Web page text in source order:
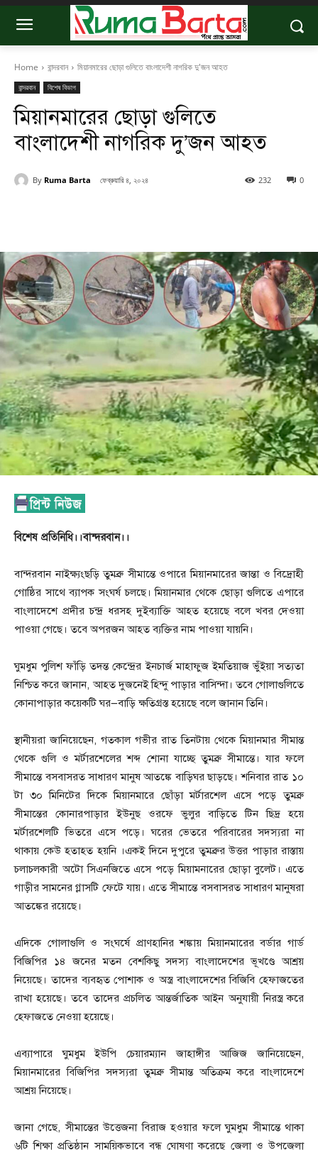
Home বান্দরবান মিয়ানমারের ছোড়া গুলিতে বাংলাদেশী নাগরিক দু'জন আহত
বান্দরবান বিশেষ বিভাগ
মিয়ানমারের ছোড়া গুলিতে
বাংলাদেশী নাগরিক দু’জন আহত
By Ruma Barta ফেব্রুয়ারি ৪, ২০২৪ 0
232
বিশেষ প্রতিনিধি।।বান্দরবান।।
বান্দরবান নাইক্ষ্যংছড়ি তুমব্রু সীমান্তে ওপারে মিয়ানমারের জান্তা ও বিদ্রোহী
গোষ্ঠির সাথে ব্যাপক সংঘর্ষ চলছে। মিয়ানমার থেকে ছোড়া গুলিতে এপারে
বাংলাদেশে প্রদীর চন্দ্র ধরসহ দুইব্যাক্তি আহত হয়েছে বলে খবর দেওয়া
পাওয়া গেছে। তবে অপরজন আহত ব্যক্তির নাম পাওয়া যায়নি।
ঘুমধুম পুলিশ ফাঁড়ি তদন্ত কেন্দ্রের ইনচার্জ মাহাফুজ ইমতিয়াজ ভুঁইয়া সত্যতা
নিশ্চিত করে জানান, আহত দুজনেই হিন্দু পাড়ার বাসিন্দা। তবে গোলাগুলিতে
কোনাপাড়ার কয়েকটি ঘর—বাড়ি ক্ষতিগ্রস্ত হয়েছে বলে জানান তিনি।
স্থানীয়রা জানিয়েছেন, গতকাল গভীর রাত তিনটায় থেকে মিয়ানমার সীমান্ত
থেকে গুলি ও মর্টারশেলের শব্দ শোনা যাচ্ছে তুমব্রু সীমান্তে। যার ফলে
সীমান্তে বসবাসরত সাধারণ মানুষ আতঙ্কে বাড়িঘর ছাড়ছে। শনিবার রাত ১০
টা ৩০ মিনিটের দিকে মিয়ানমারে ছোঁড়া মর্টারশেল এসে পড়ে তুমব্রু
সীমান্তের কোনারপাড়ার ইউনুছ ওরফে ভুলুর বাড়িতে টিন ছিদ্র হয়ে
মর্টারশেলটি ভিতরে এসে পড়ে। ঘরের ভেতরে পরিবারের সদস্যরা না
থাকায় কেউ হতাহত হয়নি ।একই দিনে দুপুরে তুমব্রুর উত্তর পাড়ার রাস্তায়
চলাচলকারী অটো সিএনজিতে এসে পড়ে মিয়ামনারের ছোড়া বুলেট। এতে
গাড়ীর সামনের গ্লাসটি ফেটে যায়। এতে সীমান্তে বসবাসরত সাধারণ মানুষরা
আতঙ্কের রয়েছে।
এদিকে গোলাগুলি ও সংঘর্ষে প্রাণহানির শঙ্কায় মিয়ানমারের বর্ডার গার্ড
বিজিপির ১৪ জনের মতন বেশকিছু সদস্য বাংলাদেশের ভূখণ্ডে আশ্রয়
নিয়েছে। তাদের ব্যবহৃত পোশাক ও অস্ত্র বাংলাদেশের বিজিবি হেফাজতের
রাখা হয়েছে। তবে তাদের প্রচলিত আন্তর্জাতিক আইন অনুযায়ী নিরস্ত্র করে
হেফাজতে নেওয়া হয়েছে।
এব্যাপারে ঘুমধুম ইউপি চেয়ারম্যান জাহাঙ্গীর আজিজ জানিয়েছেন,
মিয়ানমারের বিজিপির সদস্যরা তুমব্রু সীমান্ত অতিক্রম করে বাংলাদেশে
আশ্রয় নিয়েছে।
জানা গেছে, সীমান্তের উত্তেজনা বিরাজ হওয়ার ফলে ঘুমধুম সীমান্তে থাকা
৬টি শিক্ষা প্রতিষ্ঠান সাময়িকভাবে বন্ধ ঘোষণা করেছে জেলা ও উপজেলা